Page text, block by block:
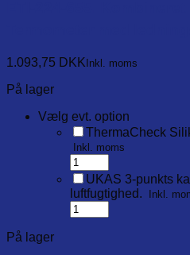
1.093,75 DKK Inkl. moms
På lager
Vælg evt. option
ThermaCheck
Inkl. moms
UKAS 3-punkts
luftfugtighed.
Inkl.
På lager